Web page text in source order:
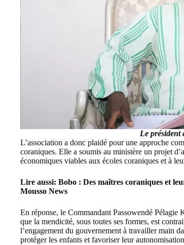
Le président
L’association a donc plaidé pour une approche
coraniques. Elle a soumis au ministère un projet
économiques viables aux écoles coraniques et à
Lire aussi: Bobo : Des maîtres coraniques et
Mousso News
En réponse, le Commandant Passowendé Pélagie
que la mendicité, sous toutes ses formes, est
l’engagement du gouvernement à travailler main
protéger les enfants et favoriser leur